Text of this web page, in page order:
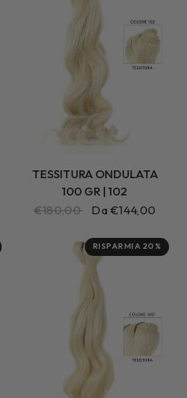
TESSITURA ONDULATA
100 GR | 102
€180,00 Da €144,00
RISPARMIA 20%